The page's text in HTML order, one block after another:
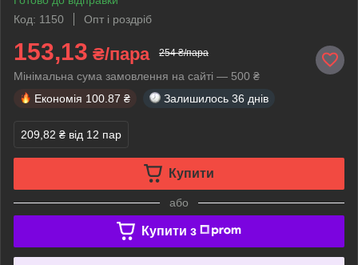
Код: 1150
Опт і роздріб
153,13 ₴/пара 254 ₴/пара
Мінімальна сума замовлення на сайті — 500 ₴
Економія 100.87 ₴ Залишилось 36 днів
209,82 ₴ від 12 пар
Купити
або
Купити з